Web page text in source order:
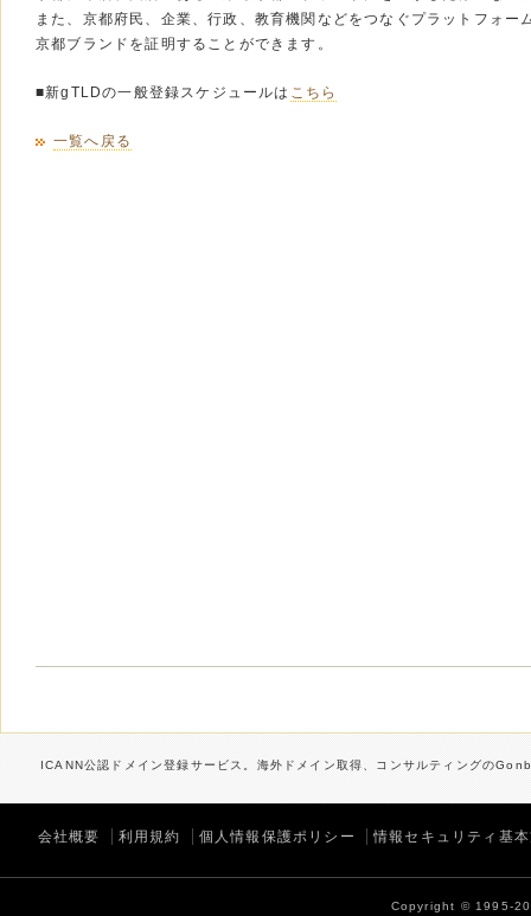
また、京都府民、企業、行政、教育機関などをつなぐプラットフォー
京都ブランドを証明することができます。
■新gTLDの一般登録スケジュールは こちら
一覧へ戻る
ICANN公認ドメイン登録サービス。海外ドメイン取得、コンサルティングの
会社概要 利用規約 個人情報保護ポリシー 情報セキュリティ基
Copyright © 1995-